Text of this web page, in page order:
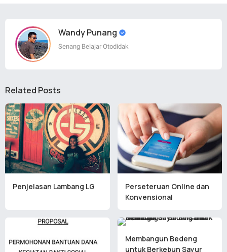
Wandy Punang
Senang Belajar Otodidak
Related Posts
Penjelasan Lambang LG
Perseteruan Online dan
Konvensional
Membangun Bedeng
untuk Berkebun Sayur